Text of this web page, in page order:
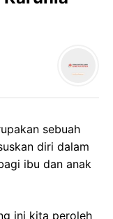
sebuah
diri dalam
ibu dan anak
ini kita peroleh